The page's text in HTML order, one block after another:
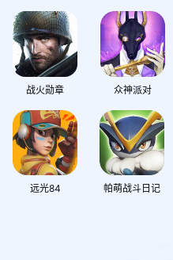
战火勋章 众神派对
远光84 帕萌战斗日记